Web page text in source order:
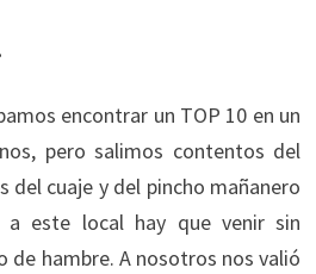
encontrar un TOP 10 en un
pero salimos contentos del
del cuaje y del pincho mañanero
este local hay que venir sin
de hambre. A nosotros nos valió